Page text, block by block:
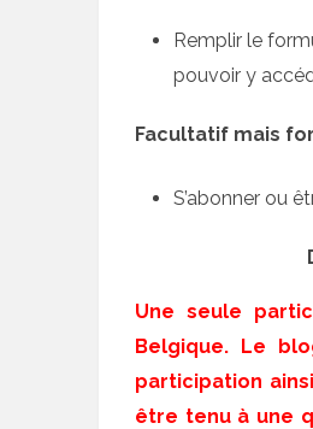
Remplir le
pouvoir y
Facultatif mais
S’abonner ou
Une seule
Belgique. Le
participation
être tenu à une